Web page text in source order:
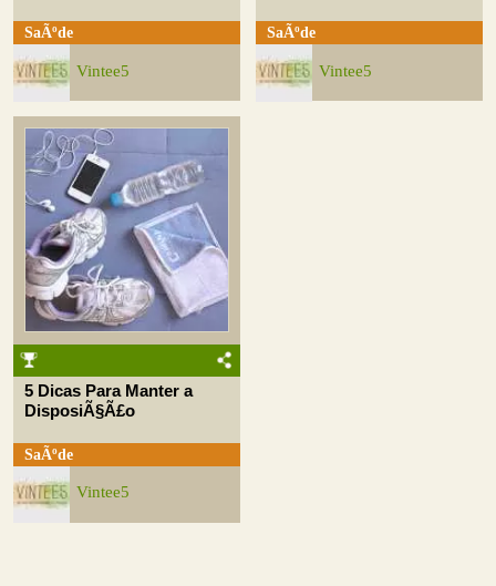
SaÃºde
Vintee5
SaÃºde
Vintee5
5 Dicas Para Manter a
DisposiÃ§Ã£o
SaÃºde
Vintee5